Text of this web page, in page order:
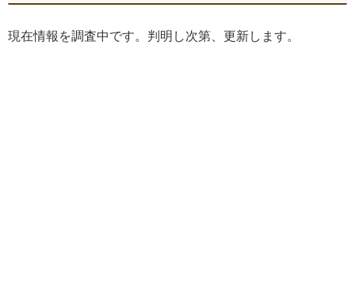
現在情報を調査中です。判明し次第、更新します。